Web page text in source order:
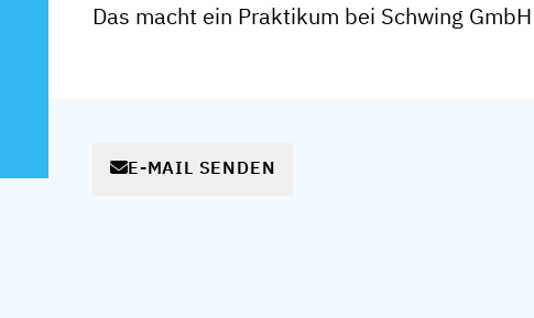
Das macht ein Praktikum bei Schwing
E-MAIL SENDEN